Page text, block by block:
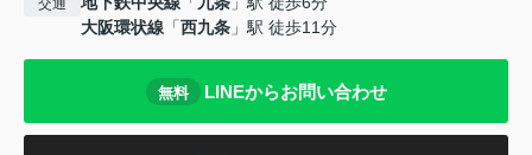
交通
大阪環状線 「西九条 」駅 徒歩11分
無料 LINEからお問い合わせ